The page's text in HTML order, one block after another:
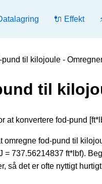
🔌 Effekt
pund til kilojoule -
til
at konvertere fod-pund
omregne fod-pund til
= 737.56214837 ft*lbf).
så det er ofte nyttigt